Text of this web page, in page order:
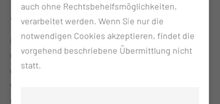
Neuromonitoring und Mikroskopie
Operationen an den großen Speicheldrüsen (v.a. der
Ohrspeicheldrüse) werden unter Nervenmonitoring
durchgeführt. Das bedeutet, dass der Gesichtsnerv,
welcher durch die Ohrspeicheldrüse verläuft, mit
einem technischen System lokalisiert, er dadurch
auch ohne Rechtsbehelfsmöglichkeiten,
verarbeitet werden. Wenn Sie nur die
notwendigen Cookies akzeptieren, findet die
vorgehend beschriebene Übermittlung nicht
statt.